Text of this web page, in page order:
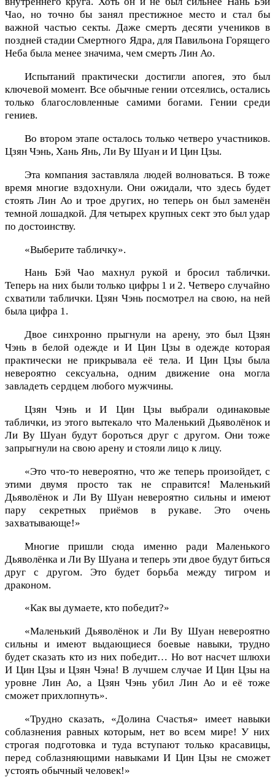
Чао, но точно бы занял престижное место и стал бы
важной частью секты. Даже смерть десяти учеников в
поздней стадии Смертного Ядра, для Павильона Горящего
Неба была менее значима, чем смерть Лин Ао.
Испытаний практически достигли апогея, это был
ключевой момент. Все обычные гении отсеялись, остались
только благословленные самими богами. Гении среди
гениев.
Во втором этапе осталось только четверо участников.
Цзян Чэнь, Хань Янь, Ли Ву Шуан и И Цин Цзы.
Эта компания заставляла людей волноваться. В тоже
время многие вздохнули. Они ожидали, что здесь будет
стоять Лин Ао и трое других, но теперь он был заменён
темной лошадкой. Для четырех крупных сект это был удар
по достоинству.
«Выберите табличку».
Нань Бэй Чао махнул рукой и бросил таблички.
Теперь на них были только цифры 1 и 2. Четверо случайно
схватили таблички. Цзян Чэнь посмотрел на свою, на ней
была цифра 1.
Двое синхронно прыгнули на арену, это был Цзян
Чэнь в белой одежде и И Цин Цзы в одежде которая
практически не прикрывала её тела. И Цин Цзы была
невероятно сексуальна, одним движение она могла
завладеть сердцем любого мужчины.
Цзян Чэнь и И Цин Цзы выбрали одинаковые
таблички, из этого вытекало что Маленький Дьяволёнок и
Ли Ву Шуан будут бороться друг с другом. Они тоже
запрыгнули на свою арену и стояли лицо к лицу.
«Это что-то невероятно, что же теперь произойдет, с
этими двумя просто так не справится! Маленький
Дьяволёнок и Ли Ву Шуан невероятно сильны и имеют
пару секретных приёмов в рукаве. Это очень
захватывающе!»
Многие пришли сюда именно ради Маленького
Дьяволёнка и Ли Ву Шуана и теперь эти двое будут биться
друг с другом. Это будет борьба между тигром и
драконом.
«Как вы думаете, кто победит?»
«Маленький Дьяволёнок и Ли Ву Шуан невероятно
сильны и имеют выдающиеся боевые навыки, трудно
будет сказать кто из них победит… Но вот насчет шлюхи
И Цин Цзы и Цзян Чэна! В лучшем случае И Цин Цзы на
уровне Лин Ао, а Цзян Чэнь убил Лин Ао и её тоже
сможет прихлопнуть».
«Трудно сказать, «Долина Счастья» имеет навыки
соблазнения равных которым, нет во всем мире! У них
строгая подготовка и туда вступают только красавицы,
перед соблазняющими навыками И Цин Цзы не сможет
устоять обычный человек!»